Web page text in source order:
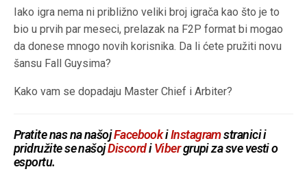
Iako igra nema ni približno veliki broj igrača kao što je to
bio u prvih par meseci, prelazak na F2P format bi mogao
da donese mnogo novih korisnika. Da li ćete pružiti novu
šansu Fall Guysima?
Kako vam se dopadaju Master Chief i Arbiter?
Pratite nas na našojFacebookiInstagramstranici i
pridružite se našojDiscordiVibergrupi za sve vesti o
esportu.